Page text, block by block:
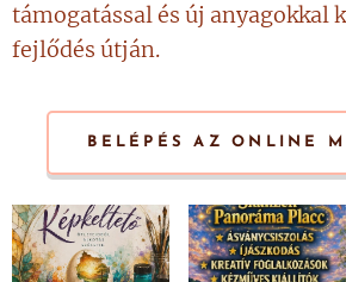
támogatással és új anyagokkal
fejlődés útján.
BELÉPÉS AZ ONLINE